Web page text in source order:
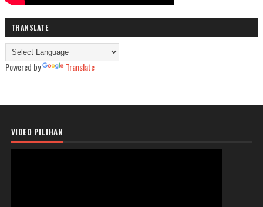
TRANSLATE
Powered by Translate
VIDEO PILIHAN